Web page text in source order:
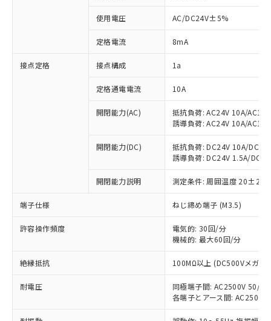
使用電圧 AC/DC24V±5%
定格電流 8mA
接点定格 接点構成 1a
定格通電電流 10A
開閉能力(AC)
抵抗負荷: AC24V 10A/
誘導負荷: AC24V 10A/
開閉能力(DC)
抵抗負荷: DC24V 10A/
誘導負荷: DC24V 1.5A/
開閉能力説明 測定条件: 周囲温度 20±2℃
端子仕様 ねじ締め端子 (M3.5)
許容操作頻度
電気的: 30回/分
機械的: 最大60回/分
絶縁抵抗 100MΩ以上 (DC500Vメガ)
耐電圧
同極端子間: AC2500V 50/
各端子とアース間:
ご利用条件
以下の条件をお読みいただき、同意のうえ
本サービスは、当社制御機器事業取扱
商品の当社在庫状況および標準価格
(税抜)を提供させていただくもので
当社制御機器事業取扱商品の中には、
本サービスの対象外となる商品もある
在庫状況および標準価格照会結果は、
記載している更新日時点での社内デー
タに基づき作成されるものであり、閲
覧された時点での実際の在庫および標
対応済み：EU RoHS指令（10物質）の
非含有に対応した製品が提供可能な商品で
対応予定：EU RoHS指令（10物質）の非含
有に対応した製品に切り替える予定のある
対応予定なし：EU RoHS指令（10物質）の
非含有に非対応の商品で、対応品を出す予
調査・確認中：EU RoHS指令（10物質）の
非含有の対応状況を調査中または確認中の
非該当品：ライセンス料など無形物で、有
害物質有無と関係のない商品です。
仕入先様の事情により、非含有部品として
いたものが、含有品と判明した場合などや
むを得ず変更することがあります。
鉛(Pb) 1000ppm以下、 水銀(Hg) 1000ppm以下、 カド
※1 中国RoHS○×表
「○」：最大均質材料含有率が中国RoHSの
基準値以下であることを示します。
「×」：最大均質材料含有率が中国RoHSの
基準値を超えていることを示します。
「－」：未確認です。当社販売部門へお問
*中国RoHS10物質の基準値 (GB/T26572)：
Pb(鉛) :1000ppm、 Hg(水銀) : 1000ppm、 Cd(カドミウ
当社は、これら貴社製品のうち、外国
為替および外国貿易法に定める商品
（以下｢規制貨物等」という）を輸出
または国外への提供する場合は、日本
国政府の輸出許可(または役務取引許
可)を取得するなどの必要な手続きを